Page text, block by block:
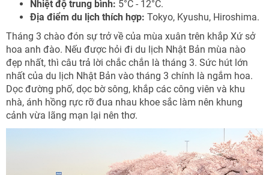
Nhiệt độ trung bình: 5°C - 12°C.
Địa điểm du lịch thích hợp: Tokyo, Kyushu, Hiroshima.
Tháng 3 chào đón sự trở về của mùa xuân trên khắp Xứ sở
hoa anh đào. Nếu được hỏi đi du lịch Nhật Bản mùa nào
đẹp nhất, thì câu trả lời chắc chắn là tháng 3. Sức hút lớn
nhất của du lịch Nhật Bản vào tháng 3 chính là ngắm hoa.
Dọc đường phố, dọc bờ sông, khắp các công viên và khu
nhà, ánh hồng rực rỡ đua nhau khoe sắc làm nên khung
cảnh vừa lãng mạn lại nên thơ.